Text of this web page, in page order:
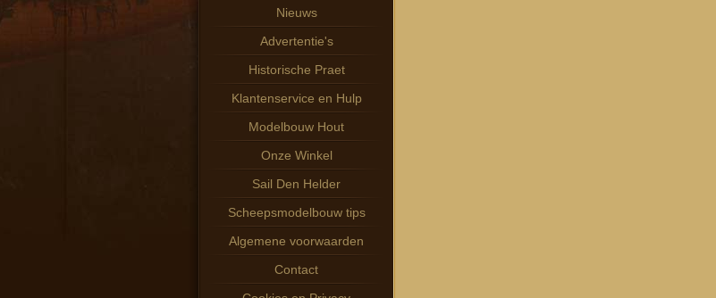
Nieuws
Advertentie's
Historische Praet
Klantenservice en Hulp
Modelbouw Hout
Onze Winkel
Sail Den Helder
Scheepsmodelbouw tips
Algemene voorwaarden
Contact